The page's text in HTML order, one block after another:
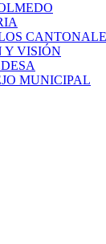
Y VISIÓN
MUNICIPAL